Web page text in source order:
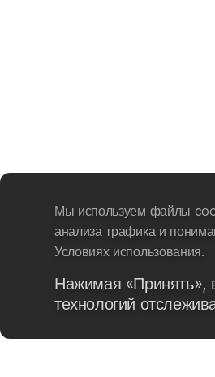
Мы используем файлы
анализа трафика и
Условиях использования.
Нажимая «Принять»,
технологий